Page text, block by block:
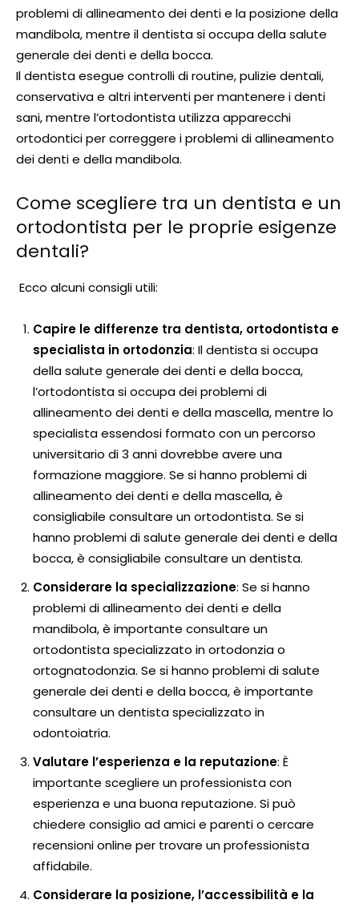
problemi di allineamento dei denti e la posizione della
mandibola, mentre il dentista si occupa della salute
generale dei denti e della bocca.
Il dentista esegue controlli di routine, pulizie dentali,
conservativa e altri interventi per mantenere i denti
sani, mentre l’ortodontista utilizza apparecchi
ortodontici per correggere i problemi di allineamento
dei denti e della mandibola.
Come scegliere tra un dentista e un
ortodontista per le proprie esigenze
dentali?
Ecco alcuni consigli utili:
Capire le differenze tra dentista, ortodontista e
specialista in ortodonzia: Il dentista si occupa
della salute generale dei denti e della bocca,
l’ortodontista si occupa dei problemi di
allineamento dei denti e della mascella, mentre lo
specialista essendosi formato con un percorso
universitario di 3 anni dovrebbe avere una
formazione maggiore. Se si hanno problemi di
allineamento dei denti e della mascella, è
consigliabile consultare un ortodontista. Se si
hanno problemi di salute generale dei denti e della
bocca, è consigliabile consultare un dentista.
Considerare la specializzazione: Se si hanno
problemi di allineamento dei denti e della
mandibola, è importante consultare un
ortodontista specializzato in ortodonzia o
ortognatodonzia. Se si hanno problemi di salute
generale dei denti e della bocca, è importante
consultare un dentista specializzato in
odontoiatria.
Valutare l’esperienza e la reputazione: È
importante scegliere un professionista con
esperienza e una buona reputazione. Si può
chiedere consiglio ad amici e parenti o cercare
recensioni online per trovare un professionista
affidabile.
Considerare la posizione, l’accessibilità e la